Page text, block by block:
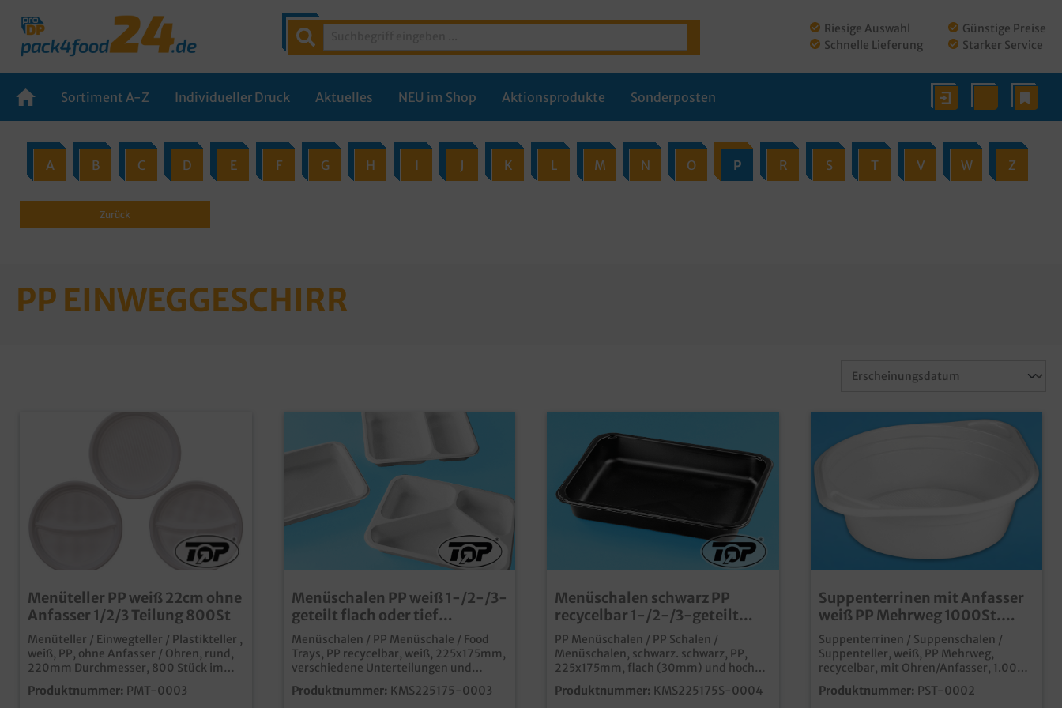
Riesige Auswahl
Schnelle Lieferung
Günstige Preise
Starker Service
Sortiment A-Z Individueller Druck Aktuelles NEU im Shop Aktionsprodukte Sonderposten
A B C D E F G H I J K L M N O P R S T V W Z
Zurück
PP EINWEGGESCHIRR
Menüteller PP weiß 22cm ohne
Anfasser 1/2/3 Teilung 800St
Menüteller / Einwegteller / Plastikteller ,
weiß, PP, ohne Anfasser / Ohren, rund,
220mm Durchmesser, 800 Stück im
Karton ungeteilt / 2-geteilt / 3-geteilt
gemäß Auswahl günstiges
Produktnummer: PMT-0003
Menüschalen PP weiß 1-/2-/3-
geteilt flach oder tief
recycelbar 500St
Menüschalen / PP Menüschale / Food
Trays, PP recycelbar, weiß, 225x175mm,
verschiedene Unterteilungen und
Höhen (flach 30mm, tief 45mm)
wählbarPraktische mikrowellenfeste
Produktnummer: KMS225175-0003
Menüschalen schwarz PP
recycelbar 1-/2-/3-geteilt
flach/tief wählbar 500St
PP Menüschalen / PP Schalen /
Menüschalen, schwarz. schwarz, PP,
225x175mm, flach (30mm) und hoch
(45mm) erhältlich, ungeteilt zweigeteilt
dreigeteilt erhältlich je nach Auswahl,
Produktnummer: KMS225175S-0004
Suppenterrinen mit Anfasser
weiß PP Mehrweg 1000St.
verschiedene Größen wählbar
Suppenterrinen / Suppenschalen /
Suppenteller, weiß, PP Mehrweg,
recycelbar, mit Ohren/Anfasser, 1.000
Stück im Karton, verschiedene Größen
gemäß Auswahl günstige und
Produktnummer: PST-0002